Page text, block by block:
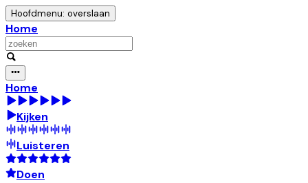
Hoofdmenu: overslaan
Home
Home
Kijken
Luisteren
Doen